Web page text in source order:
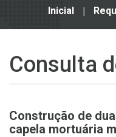
Inicial
Consulta
Construção de
capela mortuária